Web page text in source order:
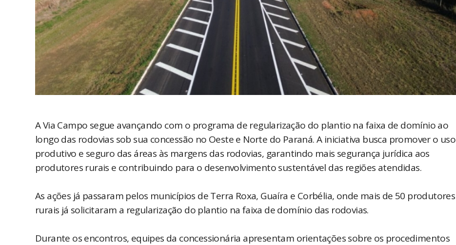
A Via Campo segue avançando com o programa de regularização do plantio na faixa de domínio ao
longo das rodovias sob sua concessão no Oeste e Norte do Paraná. A iniciativa busca promover o uso
produtivo e seguro das áreas às margens das rodovias, garantindo mais segurança jurídica aos
produtores rurais e contribuindo para o desenvolvimento sustentável das regiões atendidas.
As ações já passaram pelos municípios de Terra Roxa, Guaíra e Corbélia, onde mais de 50 produtores
rurais já solicitaram a regularização do plantio na faixa de domínio das rodovias.
Durante os encontros, equipes da concessionária apresentam orientações sobre os procedimentos